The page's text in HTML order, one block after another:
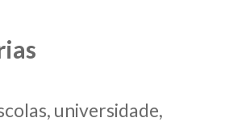
universidade,